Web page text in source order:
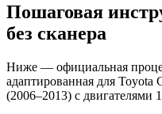
Пошаговая
без сканера
Ниже — официальная
адаптированная для Toyota
(2006–2013) с двигателями